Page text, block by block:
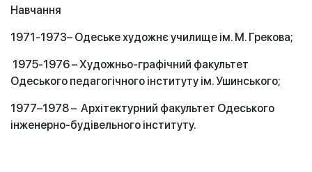
Навчання
1971-1973– Одеське художнє училище ім. М. Грекова;
1975-1976– Художньо-графічний факультет
Одеського педагогічного інституту ім. Ушинського;
1977–1978– Архітектурний факультет Одеського
інженерно-будівельного інституту.